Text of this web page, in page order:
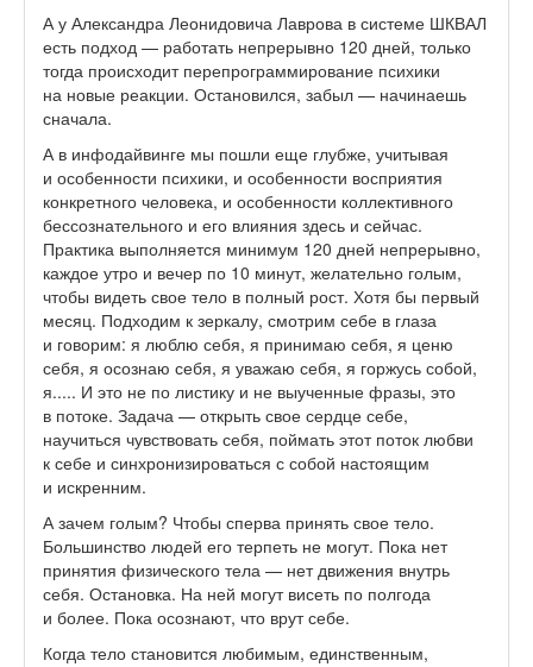
А у Александра Леонидовича Лаврова в системе ШКВАЛ
есть подход — работать непрерывно 120 дней, только
тогда происходит перепрограммирование психики
на новые реакции. Остановился, забыл — начинаешь
сначала.
А в инфодайвинге мы пошли еще глубже, учитывая
и особенности психики, и особенности восприятия
конкретного человека, и особенности коллективного
бессознательного и его влияния здесь и сейчас.
Практика выполняется минимум 120 дней непрерывно,
каждое утро и вечер по 10 минут, желательно голым,
чтобы видеть свое тело в полный рост. Хотя бы первый
месяц. Подходим к зеркалу, смотрим себе в глаза
и говорим: я люблю себя, я принимаю себя, я ценю
себя, я осознаю себя, я уважаю себя, я горжусь собой,
я..... И это не по листику и не выученные фразы, это
в потоке. Задача — открыть свое сердце себе,
научиться чувствовать себя, поймать этот поток любви
к себе и синхронизироваться с собой настоящим
и искренним.
А зачем голым? Чтобы сперва принять свое тело.
Большинство людей его терпеть не могут. Пока нет
принятия физического тела — нет движения внутрь
себя. Остановка. На ней могут висеть по полгода
и более. Пока осознают, что врут себе.
Когда тело становится любимым, единственным,